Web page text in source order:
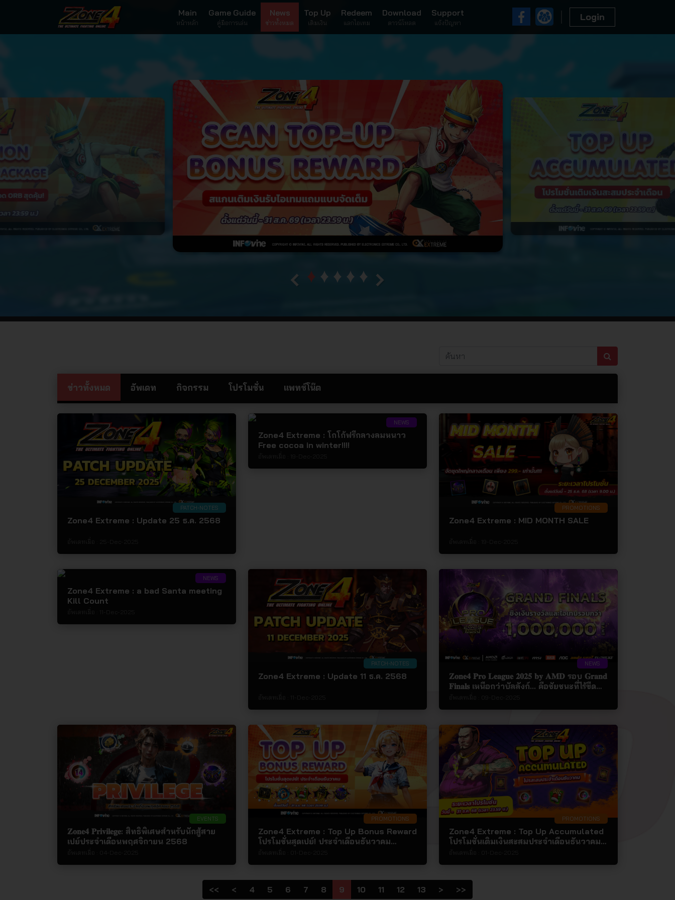
Main
หน้าหลัก
Game Guide
คู่มือการเล่น
News
ข่าวทั้งหมด
Top Up
เติมเงิน
Redeem
แลกไอเทม
Download
ดาวน์โหลด
Support
แจ้งปัญหา
Login
ข่าวทั้งหมด อัพเดท กิจกรรม โปรโมชั่น แพทช์โน๊ต
PATCH-NOTES
Zone4 Extreme : Update 25 ธ.ค. 2568
NEWS
Zone4 Extreme : โกโก้ฟรีกลางลมหนาว
Free cocoa in winter!!!!
PROMOTIONS
Zone4 Extreme : MID MONTH SALE
NEWS
Zone4 Extreme : a bad Santa meeting
Kill Count
PATCH-NOTES
Zone4 Extreme : Update 11 ธ.ค. 2568
NEWS
𝐙𝐨𝐧𝐞𝟒 𝐏𝐫𝐨 𝐋𝐞𝐚𝐠𝐮𝐞 𝟐𝟎𝟐𝟓 𝐛𝐲 𝐀𝐌𝐃 รอบ 𝐆𝐫𝐚𝐧𝐝
𝐅𝐢𝐧𝐚𝐥𝐬 เหนือกว่าบัลลังก์... คือชัยชนะที่ไร้ขีด
EVENTS
𝐙𝐨𝐧𝐞𝟒 𝐏𝐫𝐢𝐯𝐢𝐥𝐞𝐠𝐞: สิทธิพิเศษสำหรับนักสู้สาย
เปย์ประจำเดือนพฤศจิกายน 2568
PROMOTIONS
Zone4 Extreme : Top Up Bonus Reward
โปรโมชั่นสุดเปย์! ประจำเดือนธันวาคม
PROMOTIONS
Zone4 Extreme : Top Up Accumulated
โปรโมชั่นเติมเงินสะสมประจำเดือนธันวาคม
<< < 4 5 6 7 8 9 10 11 12 13 > >>